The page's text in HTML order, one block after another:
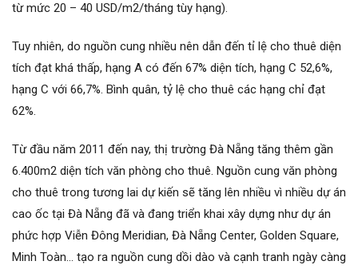
từ mức 20 – 40 USD/m2/tháng tùy hạng).
Tuy nhiên, do nguồn cung nhiều nên dẫn đến tỉ lệ cho thuê diện
tích đạt khá thấp, hạng A có đến 67% diện tích, hạng C 52,6%,
hạng C với 66,7%. Bình quân, tỷ lệ cho thuê các hạng chỉ đạt
62%.
Từ đầu năm 2011 đến nay, thị trường Đà Nẵng tăng thêm gần
6.400m2 diện tích văn phòng cho thuê. Nguồn cung văn phòng
cho thuê trong tương lai dự kiến sẽ tăng lên nhiều vì nhiều dự án
cao ốc tại Đà Nẵng đã và đang triển khai xây dựng như dự án
phức hợp Viễn Đông Meridian, Đà Nẵng Center, Golden Square,
Minh Toàn… tạo ra nguồn cung dồi dào và cạnh tranh ngày càng